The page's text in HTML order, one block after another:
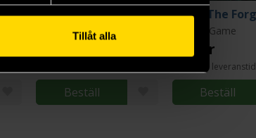
Tillåt alla
EXIT - The Polar Station
Exit the Game
Beställ
Exit the Game
275 kr
Längre leveranstid
Beställ